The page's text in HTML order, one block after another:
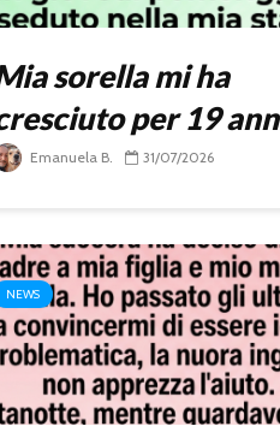
sorella mi ha
per 19
Emanuela B. 31/07/2026
NEWS